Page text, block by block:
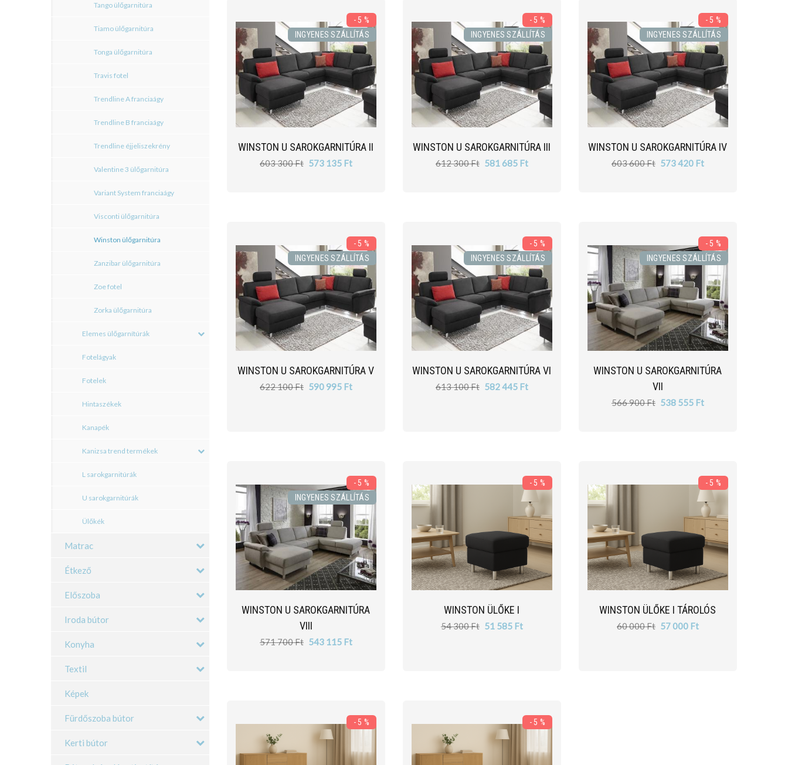
Tango ülőgarnitúra
Tiamo ülőgarnitúra
Tonga ülőgarnitúra
Travis fotel
Trendline A franciaágy
Trendline B franciaágy
Trendline éjjeliszekrény
Valentine 3 ülőgarnitúra
Variant System franciaágy
Visconti ülőgarnitúra
Winston ülőgarnitúra
Zanzibar ülőgarnitúra
Zoe fotel
Zorka ülőgarnitúra
Elemes ülőgarnítúrák
Fotelágyak
Fotelek
Hintaszékek
Kanapék
Kanizsa trend termékek
L sarokgarnitúrák
U sarokgarnitúrák
Ülőkék
Matrac
Étkező
Előszoba
Iroda bútor
Konyha
Textil
Képek
Fürdőszoba bútor
Kerti bútor
WINSTON U SAROKGARNITÚRA II
603 300 Ft 573 135 Ft
- 5 %
INGYENES SZÁLLÍTÁS
WINSTON U SAROKGARNITÚRA III
612 300 Ft 581 685 Ft
- 5 %
INGYENES SZÁLLÍTÁS
WINSTON U SAROKGARNITÚRA IV
603 600 Ft 573 420 Ft
- 5 %
INGYENES SZÁLLÍTÁS
WINSTON U SAROKGARNITÚRA V
622 100 Ft 590 995 Ft
- 5 %
INGYENES SZÁLLÍTÁS
WINSTON U SAROKGARNITÚRA VI
613 100 Ft 582 445 Ft
- 5 %
INGYENES SZÁLLÍTÁS
WINSTON U SAROKGARNITÚRA
VII
566 900 Ft 538 555 Ft
- 5 %
INGYENES SZÁLLÍTÁS
WINSTON U SAROKGARNITÚRA
VIII
571 700 Ft 543 115 Ft
- 5 %
INGYENES SZÁLLÍTÁS
WINSTON ÜLŐKE I
54 300 Ft 51 585 Ft
- 5 %
WINSTON ÜLŐKE I TÁROLÓS
60 000 Ft 57 000 Ft
- 5 %
- 5 % - 5 %